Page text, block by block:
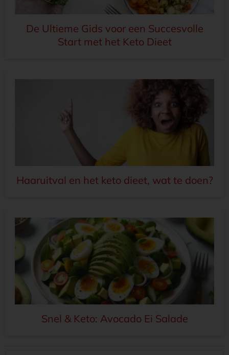
De Ultieme Gids voor een Succesvolle
Start met het Keto Dieet
Haaruitval en het keto dieet, wat te doen?
Snel & Keto: Avocado Ei Salade